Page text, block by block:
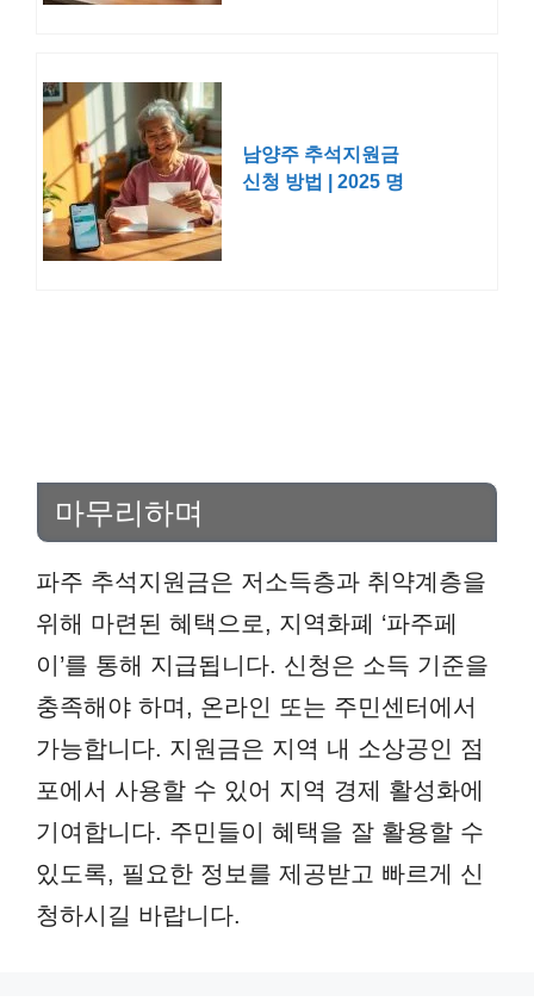
남양주 추석지원금
신청 방법 | 2025 명
마무리하며
파주 추석지원금은 저소득층과 취약계층을
위해 마련된 혜택으로, 지역화폐 ‘파주페
이’를 통해 지급됩니다. 신청은 소득 기준을
충족해야 하며, 온라인 또는 주민센터에서
가능합니다. 지원금은 지역 내 소상공인 점
포에서 사용할 수 있어 지역 경제 활성화에
기여합니다. 주민들이 혜택을 잘 활용할 수
있도록, 필요한 정보를 제공받고 빠르게 신
청하시길 바랍니다.